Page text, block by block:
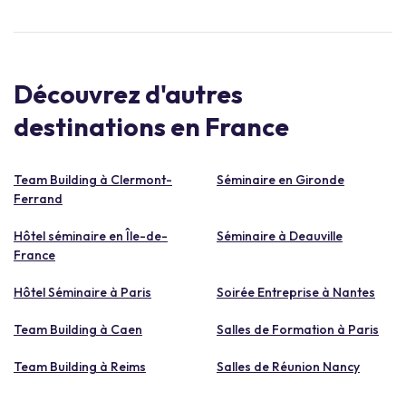
Découvrez d'autres
destinations en France
Team Building à Clermont-
Ferrand
Séminaire en Gironde
Hôtel séminaire en Île-de-
France
Séminaire à Deauville
Hôtel Séminaire à Paris Soirée Entreprise à Nantes
Team Building à Caen Salles de Formation à Paris
Team Building à Reims Salles de Réunion Nancy